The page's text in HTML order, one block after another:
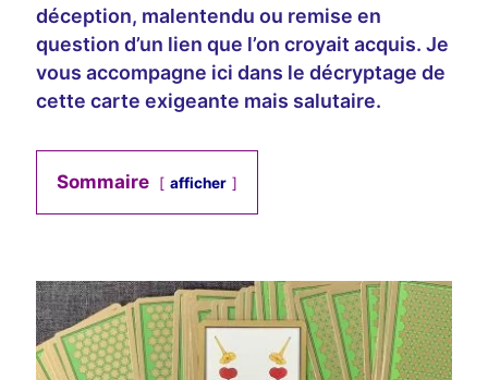
déception, malentendu ou remise en
question d’un lien que l’on croyait acquis. Je
vous accompagne ici dans le décryptage de
cette carte exigeante mais salutaire.
Sommaire afficher